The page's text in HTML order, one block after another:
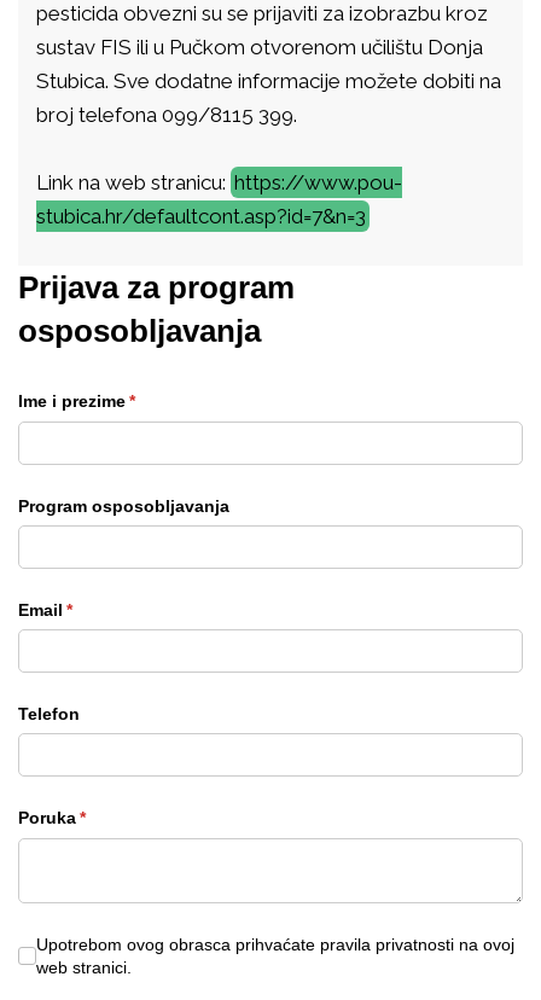
pesticida obvezni su se prijaviti za izobrazbu kroz
sustav FIS ili u Pučkom otvorenom učilištu Donja
Stubica. Sve dodatne informacije možete dobiti na
broj telefona 099/8115 399.
Link na web stranicu: https://www.pou-
stubica.hr/defaultcont.asp?id=7&n=3
Prijava za program
osposobljavanja
Ime i prezime*
(required)
Program osposobljavanja
Email *
(required)
Telefon
Poruka*
(required)
Upotrebom ovog obrasca prihvaćate pravila privatnosti na
Upotrebom ovog obrasca prihvaćate pravila privatnosti na ovoj
web stranici.